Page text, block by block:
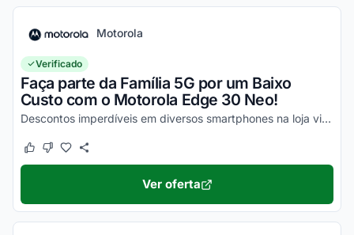
Motorola
Verificado
Faça parte da Família 5G por um Baixo
Custo com o Motorola Edge 30 Neo!
Descontos imperdíveis em diversos smartphones na loja virtual, incluindo o Moto Edge 30 Neo. Confira!
Este cupom funcionou
Este cupom não funcionou
Ver oferta